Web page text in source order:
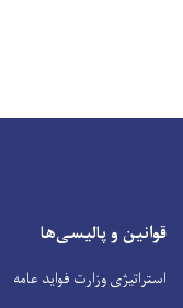
قوانین و پالیسی‌ها
استراتیژی وزارت فواید عامه